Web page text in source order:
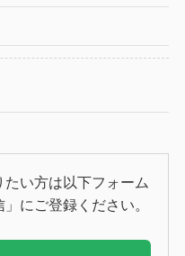
たい方は以下フォーム
にご登録ください。